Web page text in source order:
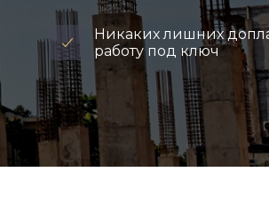
Никаких лишних
работу под ключ